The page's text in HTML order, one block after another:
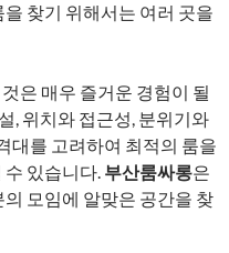
찾기 위해서는 여러 곳을
은 매우 즐거운 경험이 될
, 위치와 접근성, 분위기와
대를 고려하여 최적의 룸을
있습니다. 부산룸싸롱은
모임에 알맞은 공간을 찾